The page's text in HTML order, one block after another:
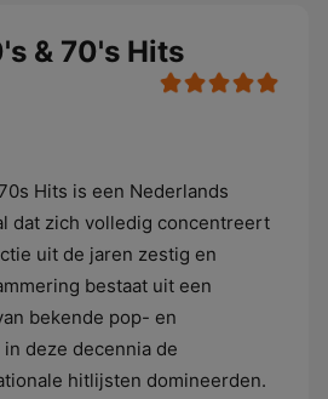
& 70's Hits
Hits is een Nederlands
dat zich volledig concentreert
uit de jaren zestig en
bestaat uit een
bekende pop- en
deze decennia de
hitlijsten domineerden.